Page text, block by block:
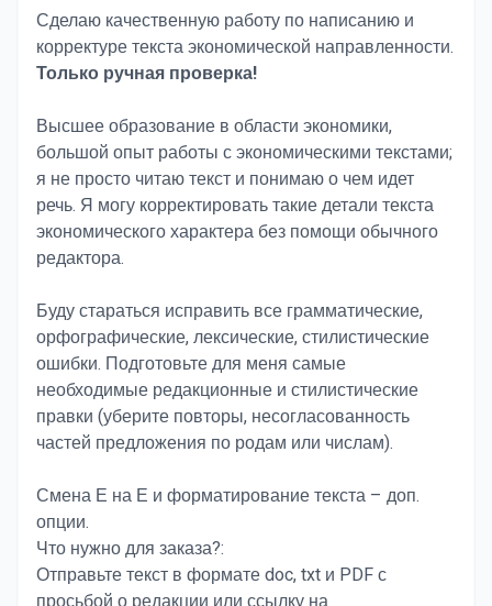
Сделаю качественную работу по написанию и
корректуре текста экономической направленности.
Только ручная проверка!
Высшее образование в области экономики,
большой опыт работы с экономическими текстами;
я не просто читаю текст и понимаю о чем идет
речь. Я могу корректировать такие детали текста
экономического характера без помощи обычного
редактора.
Буду стараться исправить все грамматические,
орфографические, лексические, стилистические
ошибки. Подготовьте для меня самые
необходимые редакционные и стилистические
правки (уберите повторы, несогласованность
частей предложения по родам или числам).
Смена Е на Е и форматирование текста – доп.
опции.
Что нужно для заказа?:
Отправьте текст в формате doc, txt и PDF с